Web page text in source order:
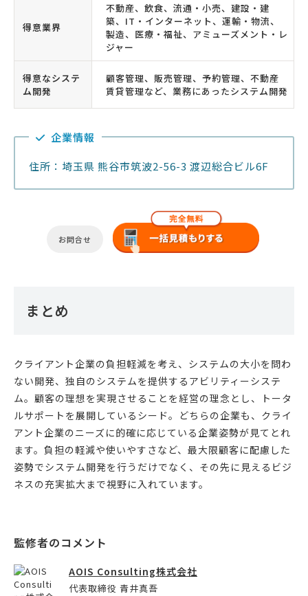
得意業界
不動産、飲食、流通・小売、建設・建
築、IT・インターネット、運輸・物流、
製造、医療・福祉、アミューズメント・レ
ジャー
得意なシステ
ム開発
顧客管理、販売管理、予約管理、不動産
賃貸管理など、業務にあったシステム開発
企業情報
住所：埼玉県 熊谷市筑波2-56-3 渡辺総合ビル6F
お問合せ
まとめ
クライアント企業の負担軽減を考え、システムの大小を問わ
ない開発、独自のシステムを提供するアビリティーシステ
ム。顧客の理想を実現させることを経営の理念とし、トータ
ルサポートを展開しているシード。どちらの企業も、クライ
アント企業のニーズに的確に応じている企業姿勢が見てとれ
ます。負担の軽減や使いやすさなど、最大限顧客に配慮した
姿勢でシステム開発を行うだけでなく、その先に見えるビジ
ネスの充実拡大まで視野に入れています。
AOIS Consulting株式会社
代表取締役 青井真吾